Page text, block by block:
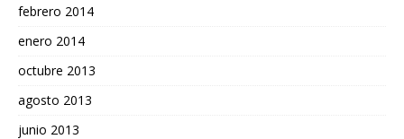
febrero 2014
enero 2014
octubre 2013
agosto 2013
junio 2013